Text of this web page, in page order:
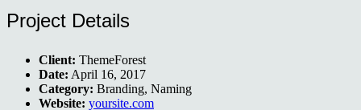
Project Details
Client: ThemeForest
Date: April 16, 2017
Category: Branding, Naming
Website: yoursite.com